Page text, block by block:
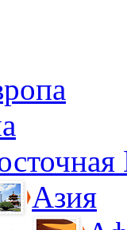
Азия